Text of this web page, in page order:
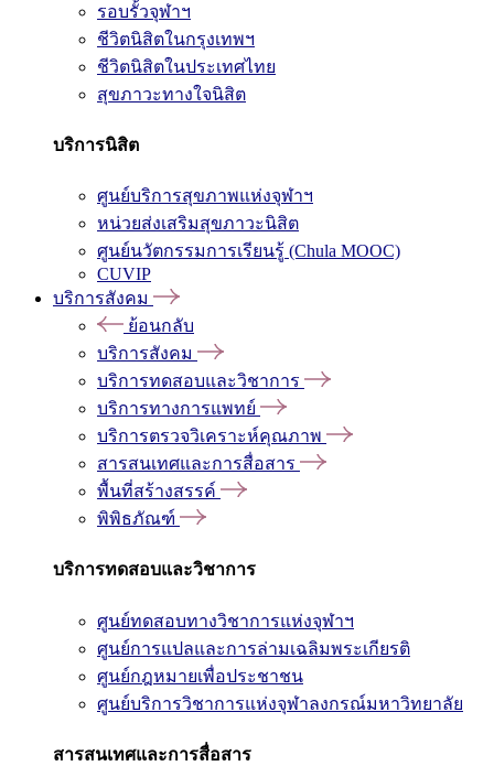
รอบรั้วจุฬาฯ
ชีวิตนิสิตในกรุงเทพฯ
ชีวิตนิสิตในประเทศไทย
สุขภาวะทางใจนิสิต
บริการนิสิต
ศูนย์บริการสุขภาพแห่งจุฬาฯ
หน่วยส่งเสริมสุขภาวะนิสิต
ศูนย์นวัตกรรมการเรียนรู้ (Chula MOOC)
CUVIP
บริการสังคม
ย้อนกลับ
บริการสังคม
บริการทดสอบและวิชาการ
บริการทางการแพทย์
บริการตรวจวิเคราะห์คุณภาพ
สารสนเทศและการสื่อสาร
พื้นที่สร้างสรรค์
พิพิธภัณฑ์
บริการทดสอบและวิชาการ
ศูนย์ทดสอบทางวิชาการแห่งจุฬาฯ
ศูนย์การแปลและการล่ามเฉลิมพระเกียรติ
ศูนย์กฎหมายเพื่อประชาชน
ศูนย์บริการวิชาการแห่งจุฬาลงกรณ์มหาวิทยาลัย
สารสนเทศและการสื่อสาร